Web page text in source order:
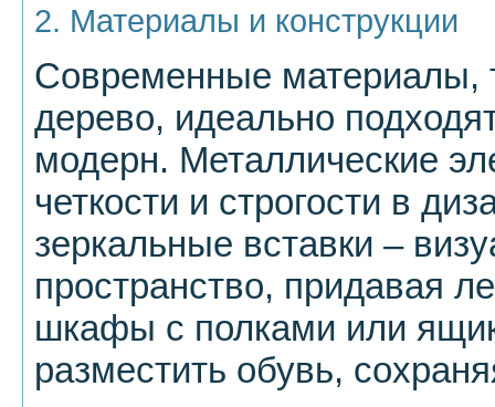
2. Материалы и конструкции
Современные материалы,
дерево, идеально
модерн. Металлические
четкости и строгости в
зеркальные вставки –
пространство, придавая
шкафы с полками или
разместить обувь,